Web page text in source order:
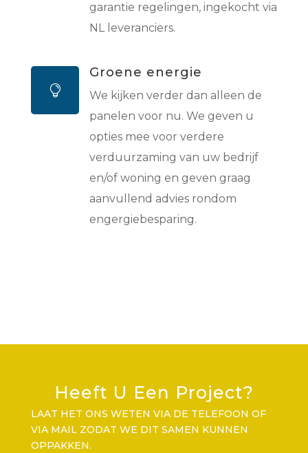
garantie regelingen, ingekocht via
NL leveranciers.

Groene energie
We kijken verder dan alleen de
panelen voor nu. We geven u
opties mee voor verdere
verduurzaming van uw bedrijf
en/of woning en geven graag
aanvullend advies rondom
engergiebesparing.
Heeft U Een Project?
LAAT HET ONS WETEN VIA DE TELEFOON OF
VIA MAIL ZODAT WE DIT SAMEN KUNNEN
OPPAKKEN.